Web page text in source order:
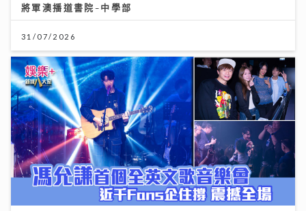
將軍澳播道書院-中學部
31/07/2026